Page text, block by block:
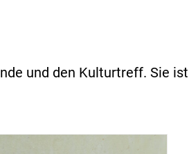
und den Kulturtreff. Sie